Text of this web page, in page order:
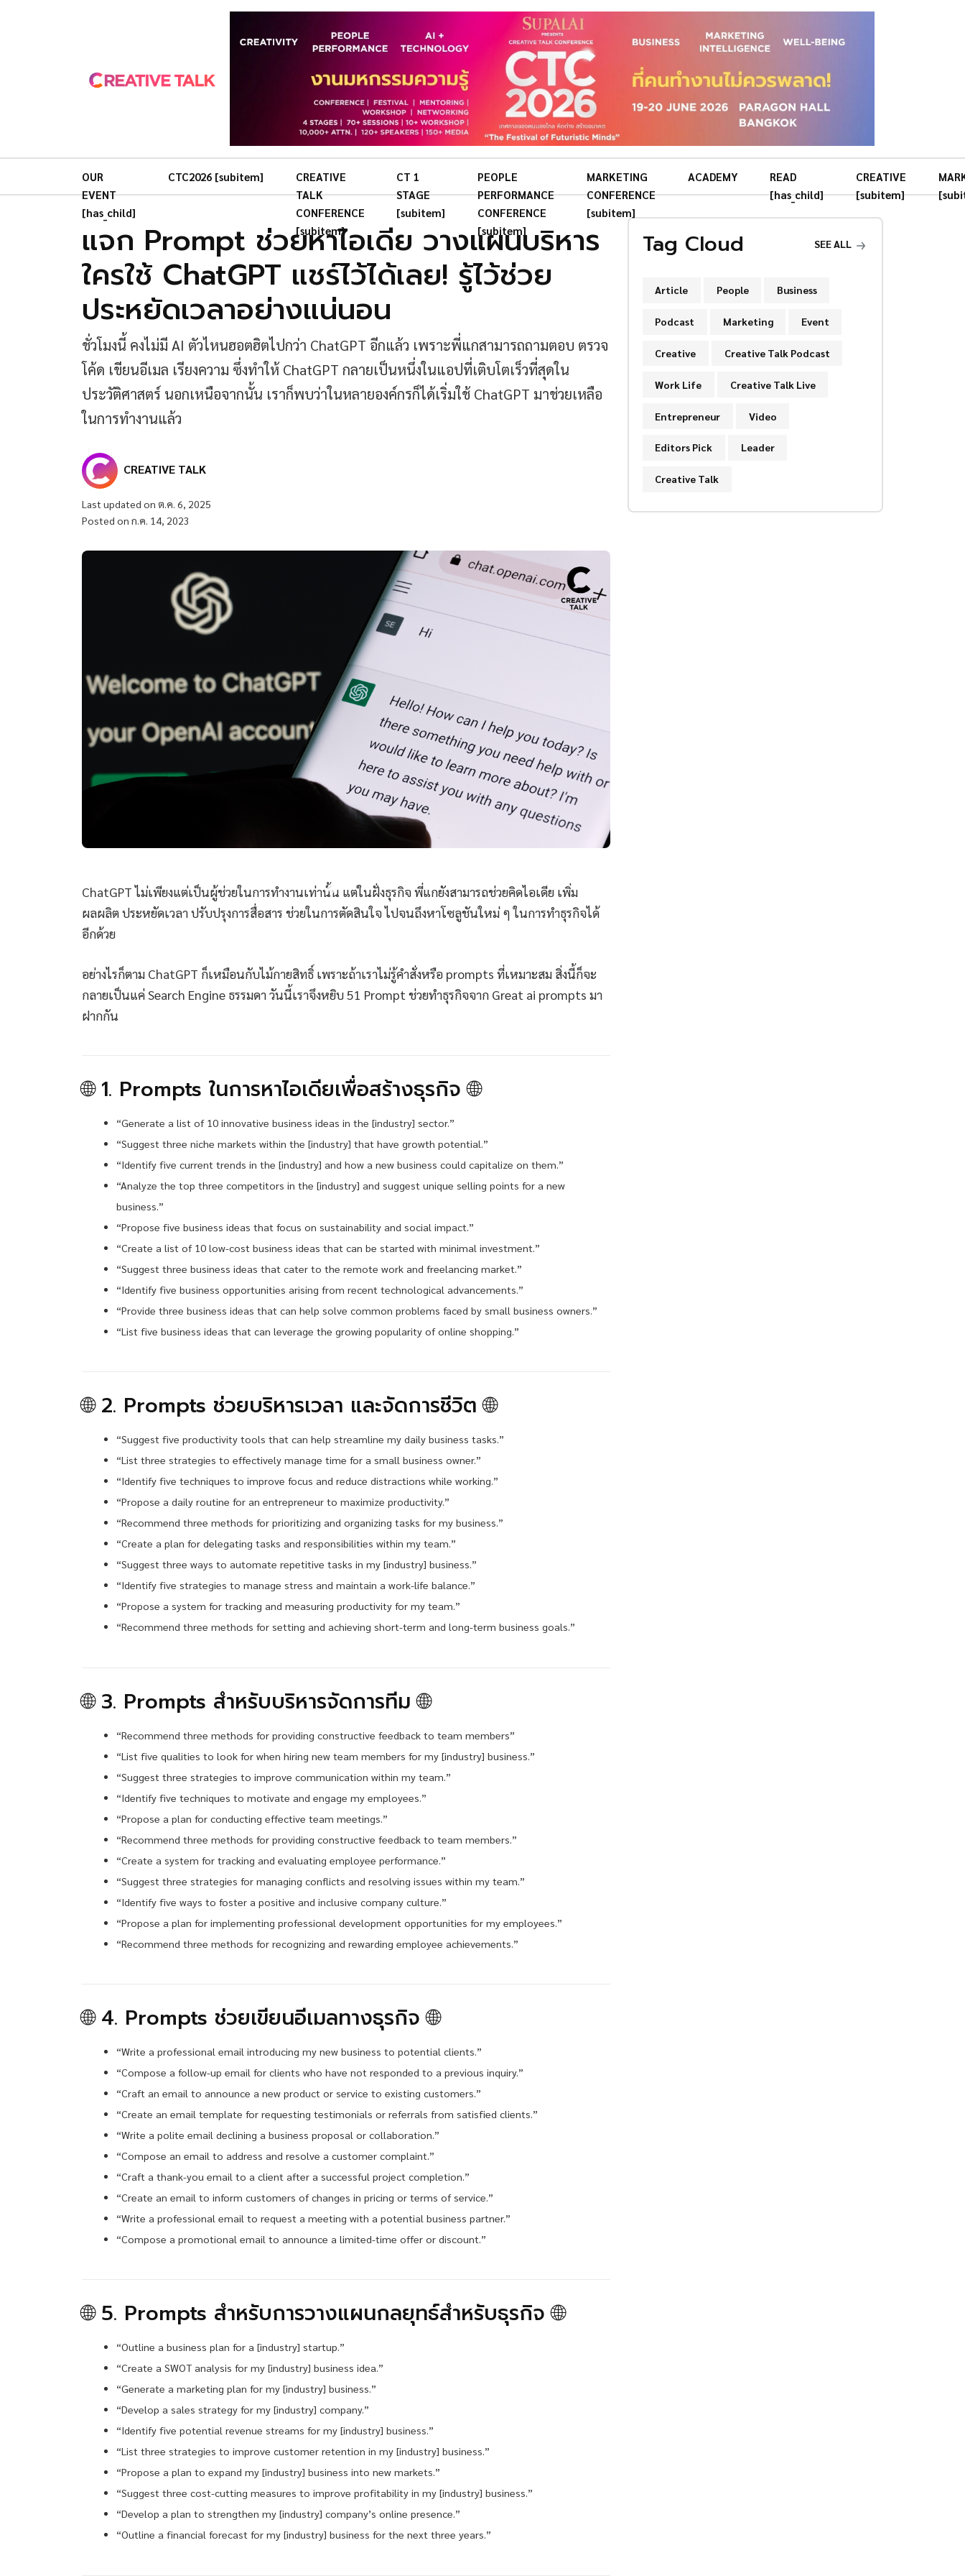
OUR
EVENT
[has_child]
CTC2026 [subitem]
CREATIVE
TALK
CONFERENCE
[subitem]
CT 1
STAGE
[subitem]
PEOPLE
PERFORMANCE
CONFERENCE
[subitem]
MARKETING
CONFERENCE
[subitem]
ACADEMY
READ
[has_child]
CREATIVE
[subitem]
แจก Prompt ช่วยหาไอเดีย วางแผนบริหาร
ใครใช้ ChatGPT แชร์ไว้ได้เลย! รู้ไว้ช่วย
ประหยัดเวลาอย่างแน่นอน
ชั่วโมงนี้ คงไม่มี AI ตัวไหนฮอตฮิตไปกว่า ChatGPT อีกแล้ว เพราะพี่แกสามารถถามตอบ ตรวจ
โค้ด เขียนอีเมล เรียงความ ซึ่งทำให้ ChatGPT กลายเป็นหนึ่งในแอปที่เติบโตเร็วที่สุดใน
ประวัติศาสตร์ นอกเหนือจากนั้น เราก็พบว่าในหลายองค์กรก็ได้เริ่มใช้ ChatGPT มาช่วยเหลือ
ในการทำงานแล้ว
CREATIVE TALK
Last updated on ต.ค. 6, 2025
Posted on ก.ค. 14, 2023
ChatGPT ไม่เพียงแต่เป็นผู้ช่วยในการทำงานเท่านั้น แต่ในฝั่งธุรกิจ พี่แกยังสามารถช่วยคิดไอเดีย เพิ่ม
ผลผลิต ประหยัดเวลา ปรับปรุงการสื่อสาร ช่วยในการตัดสินใจ ไปจนถึงหาโซลูชันใหม่ ๆ ในการทำธุรกิจได้
อีกด้วย
อย่างไรก็ตาม ChatGPT ก็เหมือนกับไม้กายสิทธิ์ เพราะถ้าเราไม่รู้คำสั่งหรือ prompts ที่เหมาะสม สิ่งนี้ก็จะ
กลายเป็นแค่ Search Engine ธรรมดา วันนี้เราจึงหยิบ 51 Prompt ช่วยทำธุรกิจจาก Great ai prompts มา
ฝากกัน
🌐 1. Prompts ในการหาไอเดียเพื่อสร้างธุรกิจ 🌐
“Generate a list of 10 innovative business ideas in the [industry] sector.”
“Suggest three niche markets within the [industry] that have growth potential.”
“Identify five current trends in the [industry] and how a new business could capitalize on them.”
“Analyze the top three competitors in the [industry] and suggest unique selling points for a new
business.”
“Propose five business ideas that focus on sustainability and social impact.”
“Create a list of 10 low-cost business ideas that can be started with minimal investment.”
“Suggest three business ideas that cater to the remote work and freelancing market.”
“Identify five business opportunities arising from recent technological advancements.”
“Provide three business ideas that can help solve common problems faced by small business owners.”
“List five business ideas that can leverage the growing popularity of online shopping.”
🌐 2. Prompts ช่วยบริหารเวลา และจัดการชีวิต 🌐
“Suggest five productivity tools that can help streamline my daily business tasks.”
“List three strategies to effectively manage time for a small business owner.”
“Identify five techniques to improve focus and reduce distractions while working.”
“Propose a daily routine for an entrepreneur to maximize productivity.”
“Recommend three methods for prioritizing and organizing tasks for my business.”
“Create a plan for delegating tasks and responsibilities within my team.”
“Suggest three ways to automate repetitive tasks in my [industry] business.”
“Identify five strategies to manage stress and maintain a work-life balance.”
“Propose a system for tracking and measuring productivity for my team.”
“Recommend three methods for setting and achieving short-term and long-term business goals.”
🌐 3. Prompts สำหรับบริหารจัดการทีม 🌐
“Recommend three methods for providing constructive feedback to team members”
“List five qualities to look for when hiring new team members for my [industry] business.”
“Suggest three strategies to improve communication within my team.”
“Identify five techniques to motivate and engage my employees.”
“Propose a plan for conducting effective team meetings.”
“Recommend three methods for providing constructive feedback to team members.”
“Create a system for tracking and evaluating employee performance.”
“Suggest three strategies for managing conflicts and resolving issues within my team.”
“Identify five ways to foster a positive and inclusive company culture.”
“Propose a plan for implementing professional development opportunities for my employees.”
“Recommend three methods for recognizing and rewarding employee achievements.”
🌐 4. Prompts ช่วยเขียนอีเมลทางธุรกิจ 🌐
“Write a professional email introducing my new business to potential clients.”
“Compose a follow-up email for clients who have not responded to a previous inquiry.”
“Craft an email to announce a new product or service to existing customers.”
“Create an email template for requesting testimonials or referrals from satisfied clients.”
“Write a polite email declining a business proposal or collaboration.”
“Compose an email to address and resolve a customer complaint.”
“Craft a thank-you email to a client after a successful project completion.”
“Create an email to inform customers of changes in pricing or terms of service.”
“Write a professional email to request a meeting with a potential business partner.”
“Compose a promotional email to announce a limited-time offer or discount.”
🌐 5. Prompts สำหรับการวางแผนกลยุทธ์สำหรับธุรกิจ 🌐
“Outline a business plan for a [industry] startup.”
“Create a SWOT analysis for my [industry] business idea.”
“Generate a marketing plan for my [industry] business.”
“Develop a sales strategy for my [industry] company.”
“Identify five potential revenue streams for my [industry] business.”
“List three strategies to improve customer retention in my [industry] business.”
“Propose a plan to expand my [industry] business into new markets.”
“Suggest three cost-cutting measures to improve profitability in my [industry] business.”
“Develop a plan to strengthen my [industry] company’s online presence.”
“Outline a financial forecast for my [industry] business for the next three years.”
Tag Cloud SEE ALL
Article People Business
Podcast Marketing Event
Creative Creative Talk Podcast
Work Life Creative Talk Live
Entrepreneur Video
Editors Pick Leader
Creative Talk